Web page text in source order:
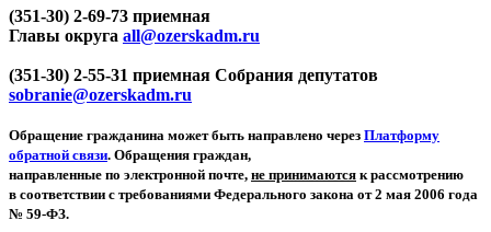
(351-30) 2-69-73 приемная
Главы округа all@ozerskadm.ru
(351-30) 2-55-31 приемная Собрания депутатов
sobranie@ozerskadm.ru
Обращение гражданина может быть направлено через Платформу
обратной связи. Обращения граждан,
направленные по электронной почте, не принимаются к рассмотрению
в соответствии с требованиями Федерального закона от 2 мая 2006 года
№ 59-ФЗ.